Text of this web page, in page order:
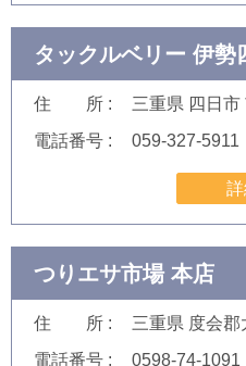
タックルベリー 伊勢
住 所
三重県 四日
電話番号
059-327-5911
つりエサ市場 本店
住 所
三重県 度会
電話番号
0598-74-1091